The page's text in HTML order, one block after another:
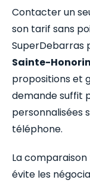
Contacter un
son tarif sans
SuperDebarras
Sainte-
propositions et
demande suffit
personnalisées
téléphone.
La
évite les